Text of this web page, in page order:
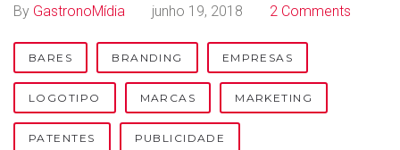
a
e
n
By GastronoMídia junho 19, 2018 2 Comments
BARES BRANDING EMPRESAS
LOGOTIPO MARCAS MARKETING
PATENTES PUBLICIDADE